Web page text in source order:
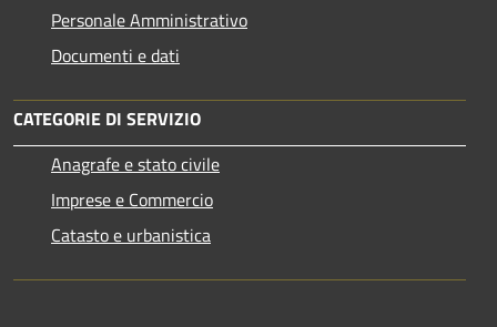
Personale Amministrativo
Documenti e dati
CATEGORIE DI SERVIZIO
Anagrafe e stato civile
Imprese e Commercio
Catasto e urbanistica